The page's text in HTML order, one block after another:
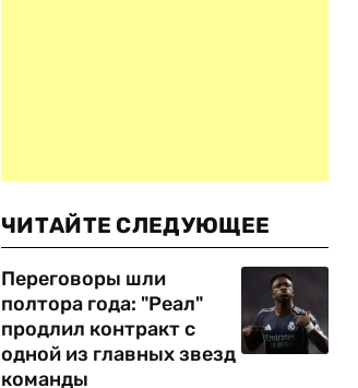
ЧИТАЙТЕ СЛЕДУЮЩЕЕ
Переговоры шли
полтора года: "Реал"
продлил контракт с
одной из главных звезд
команды